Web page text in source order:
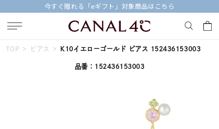
今すぐ贈れる「eギフト」対象商品はこちら
キーワードで検索する
#ハーフエタニティリング
TOP ピアス K10イエローゴールド ピアス 152436153003
品番：152436153003